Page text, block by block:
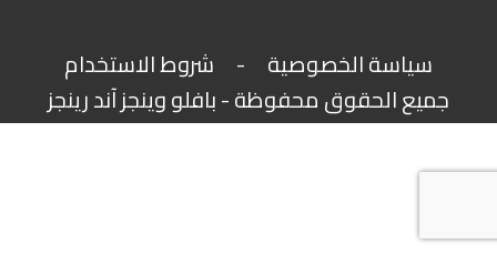
سياسة الخصوصية - شروط الاستخدام
جميع الحقوق محفوظة - بافلو وينجز آند رينجز